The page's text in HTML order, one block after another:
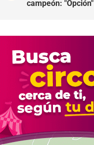
campeón: "Opción"